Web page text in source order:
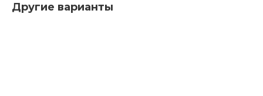
Другие варианты